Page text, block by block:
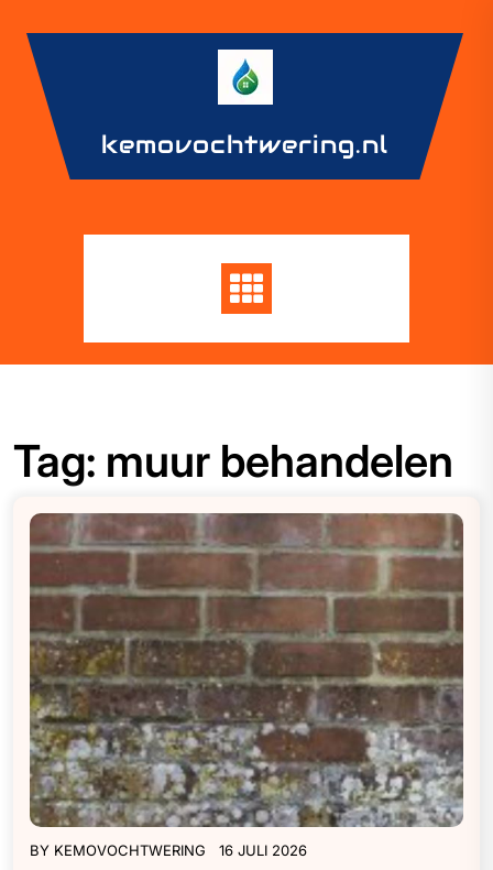
content
kemovochtwering.nl
Tag: muur behandelen
BY KEMOVOCHTWERING 16 JULI 2026